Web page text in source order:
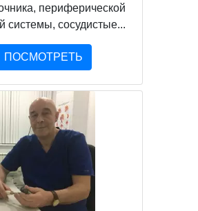
периферической
системы, сосудистые...
ПОСМОТРЕТЬ